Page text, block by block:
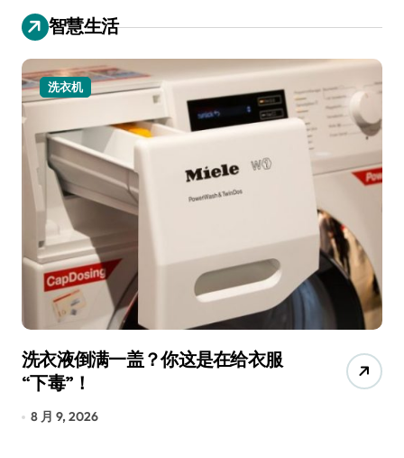
智慧生活
洗衣机
洗衣液倒满一盖？你这是在给衣服
“下毒”！
8 月 9, 2026